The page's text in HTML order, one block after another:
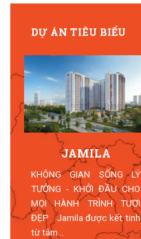
DỰ ÁN TIÊU BIỂU
JAMILA
KHÔNG GIAN SỐNG LÝ
TƯỞNG - KHỞI ĐẦU CHO
MỌI HÀNH TRÌNH TƯƠI
ĐẸP Jamila được kết tinh
từ tâm...